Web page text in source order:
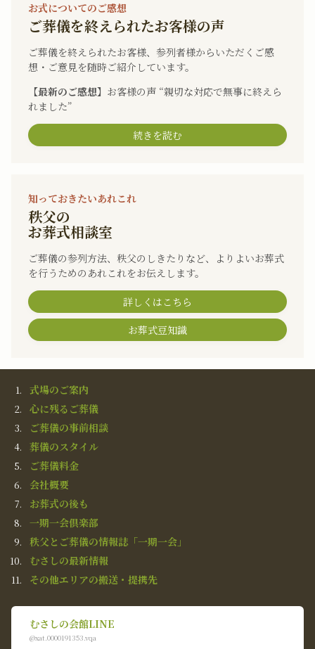
お式についてのご感想
ご葬儀を終えられたお客様の声
ご葬儀を終えられたお客様、参列者様からいただくご感
想・ご意見を随時ご紹介しています。
【最新のご感想】 お客様の声 “親切な対応で無事に終えら
れました”
続きを読む
知っておきたいあれこれ
秩父の
お葬式相談室
ご葬儀の参列方法、秩父のしきたりなど、よりよいお葬式
を行うためのあれこれをお伝えします。
詳しくはこちら
お葬式豆知識
式場のご案内
心に残るご葬儀
ご葬儀の事前相談
葬儀のスタイル
ご葬儀料金
会社概要
お葬式の後も
一期一会倶楽部
秩父とご葬儀の情報誌「一期一会」
むさしの最新情報
その他エリアの搬送・提携先
むさしの会館LINE
@xat.0000191353.vqa